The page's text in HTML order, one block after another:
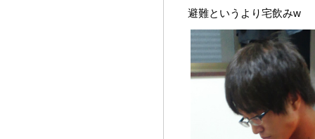
避難というより宅飲みw